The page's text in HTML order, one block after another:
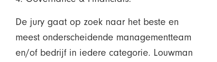
De jury gaat op zoek naar het beste en
meest onderscheidende managementteam
en/of bedrijf in iedere categorie. Louwman